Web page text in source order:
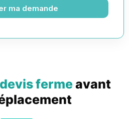
ma demande
devis fermeavant